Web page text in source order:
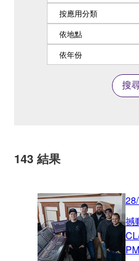
搜
143 結果
撼